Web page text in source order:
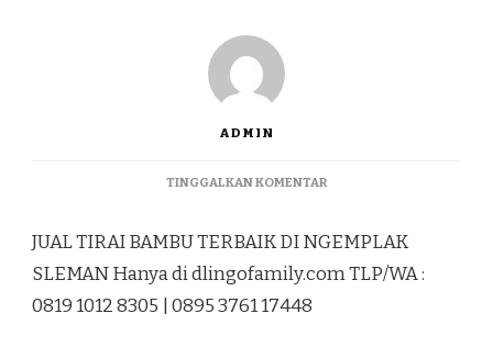
ADMIN
TINGGALKAN KOMENTARPADA
BAMBU
TERBAIK
DI
JUAL TIRAI BAMBU TERBAIK DI NGEMPLAK
SLEMAN Hanya di dlingofamily.com TLP/WA :
0819 1012 8305 | 0895 3761 17448